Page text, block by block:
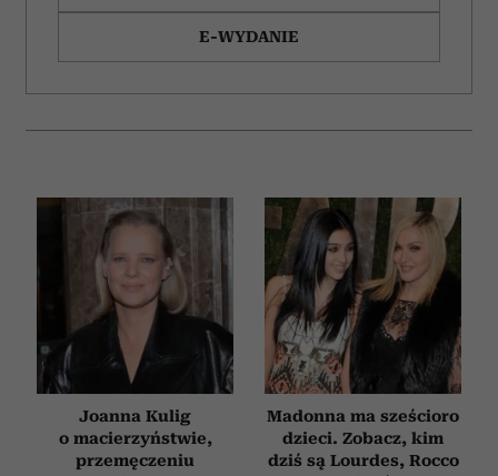
E-WYDANIE
Joanna Kulig
o macierzyństwie,
przemęczeniu
Madonna ma sześcioro
dzieci. Zobacz, kim
dziś są Lourdes, Rocco